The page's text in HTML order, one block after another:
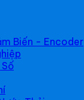
Biến - Encoder